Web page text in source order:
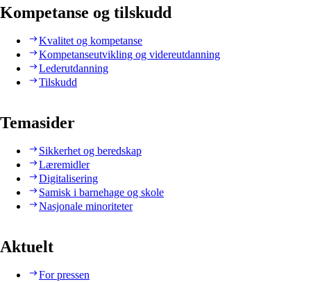
Kompetanse og tilskudd
Kvalitet og kompetanse
Kompetanseutvikling og videreutdanning
Lederutdanning
Tilskudd
Temasider
Sikkerhet og beredskap
Læremidler
Digitalisering
Samisk i barnehage og skole
Nasjonale minoriteter
Aktuelt
For pressen